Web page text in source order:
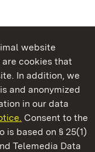
website
cookies that
In addition, we
and anonymized
in our data
Consent to the
is based on § 25(1)
Telemedia Data
Wuerttemberg